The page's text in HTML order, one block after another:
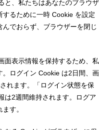
と、私たちはあなたのブラウザ
るために一時 Cookie を設定
でおらず、ブラウザーを閉じ
面表示情報を保持するため、私
ログイン Cookie は2日間、画
れます。「ログイン状態を保
は2週間維持されます。ログア
す。